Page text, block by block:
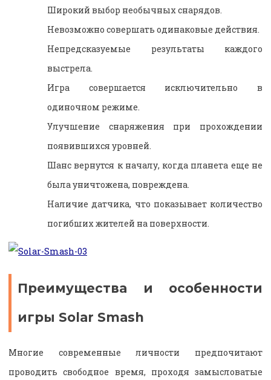
Широкий выбор необычных снарядов.
Невозможно совершать одинаковые действия.
Непредсказуемые результаты каждого
выстрела.
Игра совершается исключительно в
одиночном режиме.
Улучшение снаряжения при прохождении
появившихся уровней.
Шанс вернутся к началу, когда планета еще не
была уничтожена, повреждена.
Наличие датчика, что показывает количество
погибших жителей на поверхности.
Преимущества и особенности
игры Solar Smash
Многие современные личности предпочитают
проводить свободное время, проходя замысловатые